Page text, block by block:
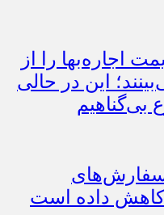
اجاره‌بها را از
این در حالی
بی‌گناهیم
کاهش داده است